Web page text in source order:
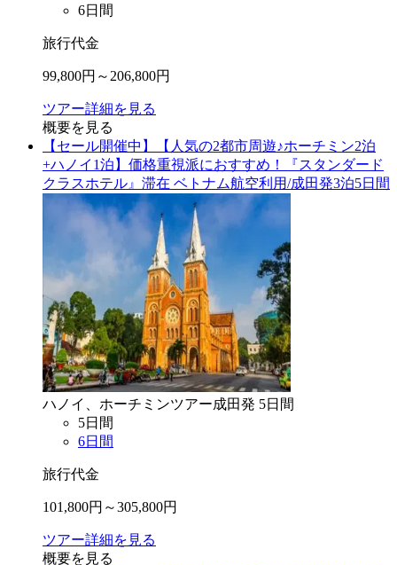
6日間
旅行代金
99,800円～ 206,800円
ツアー詳細を見る
概要を見る
【セール開催中】【人気の2都市周遊♪ホーチミン2泊
+ハノイ1泊】価格重視派におすすめ！『スタンダード
クラスホテル』滞在 ベトナム航空利用/成田発3泊5日間
ハノイ、ホーチミンツアー成田発 5日間
5日間
6日間
旅行代金
101,800円～305,800円
ツアー詳細を見る
概要を見る